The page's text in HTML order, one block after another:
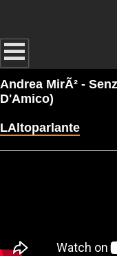
Andrea MirÃ² -
D'Amico)
LAltoparlante